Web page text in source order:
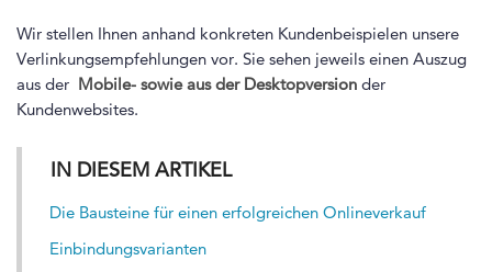
Kontakt
Wir stellen Ihnen anhand konkreten Kundenbeispielen unsere
Verlinkungsempfehlungen vor. Sie sehen jeweils einen Auszug
aus der Mobile- sowie aus der Desktopversion der
Kundenwebsites.
IN DIESEM ARTIKEL
Die Bausteine für einen erfolgreichen Onlineverkauf
Einbindungsvarianten